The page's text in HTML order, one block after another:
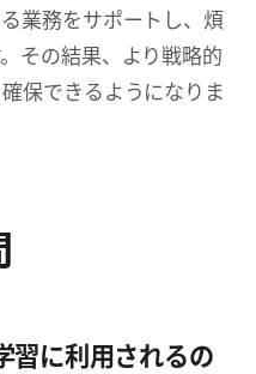
業務をサポートし、煩
その結果、より戦略的
保できるようになりま
習に利用されるの